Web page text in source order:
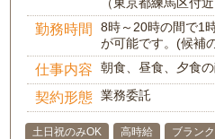
勤務時間
8時～20時の間で1
が可能です。(候補
仕事内容 朝食、昼食、夕食
契約形態 業務委託
土日祝のみOK 高時給 ブラン